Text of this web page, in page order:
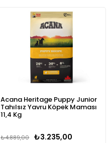
Acana Heritage Puppy Junior
Tahılsız Yavru Köpek Maması
11,4 Kg
₺3.235,00
₺4.889,00